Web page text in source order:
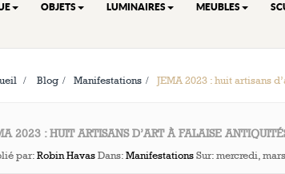
OBJETS LUMINAIRES MEUBLES
> Blog > Manifestations > JEMA 2023 : huit artisans
2023 : HUIT ARTISANS D’ART À FALAISE
par:Robin Havas Dans:Manifestations Sur:mercredi,